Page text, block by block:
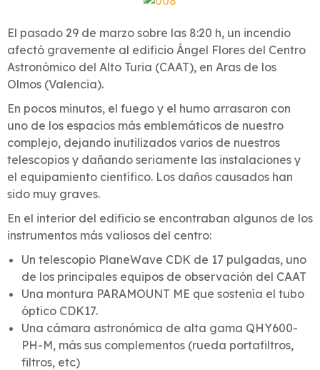
El pasado 29 de marzo sobre las 8:20 h, un incendio
afectó gravemente al edificio Ángel Flores del Centro
Astronómico del Alto Turia (CAAT), en Aras de los
Olmos (Valencia).
En pocos minutos, el fuego y el humo arrasaron con
uno de los espacios más emblemáticos de nuestro
complejo, dejando inutilizados varios de nuestros
telescopios y dañando seriamente las instalaciones y
el equipamiento científico. Los daños causados han
sido muy graves.
En el interior del edificio se encontraban algunos de los
instrumentos más valiosos del centro:
Un telescopio PlaneWave CDK de 17 pulgadas, uno
de los principales equipos de observación del CAAT
Una montura PARAMOUNT ME que sostenía el tubo
óptico CDK17.
Una cámara astronómica de alta gama QHY600-
PH-M, más sus complementos (rueda portafiltros,
filtros, etc)